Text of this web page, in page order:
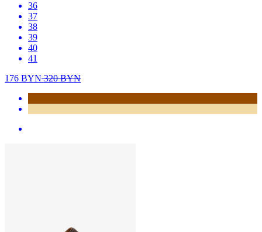
36
37
38
39
40
41
176 BYN320BYN